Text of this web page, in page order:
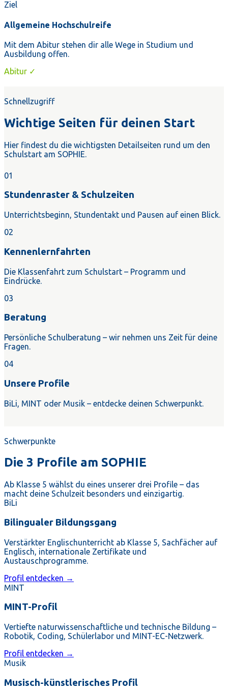
Ziel
Allgemeine Hochschulreife
Mit dem Abitur stehen dir alle Wege in Studium und
Ausbildung offen.
Abitur ✓
Schnellzugriff
Wichtige Seiten für deinen Start
Hier findest du die wichtigsten Detailseiten rund um den
Schulstart am SOPHIE.
01
Stundenraster & Schulzeiten
Unterrichtsbeginn, Stundentakt und Pausen auf einen Blick.
02
Kennenlernfahrten
Die Klassenfahrt zum Schulstart – Programm und
Eindrücke.
03
Beratung
Persönliche Schulberatung – wir nehmen uns Zeit für deine
Fragen.
04
Unsere Profile
BiLi, MINT oder Musik – entdecke deinen Schwerpunkt.
Schwerpunkte
Die 3 Profile am SOPHIE
Ab Klasse 5 wählst du eines unserer drei Profile – das
macht deine Schulzeit besonders und einzigartig.
BiLi
Bilingualer Bildungsgang
Verstärkter Englischunterricht ab Klasse 5, Sachfächer auf
Englisch, internationale Zertifikate und
Austauschprogramme.
Profil entdecken →
MINT
MINT-Profil
Vertiefte naturwissenschaftliche und technische Bildung –
Robotik, Coding, Schülerlabor und MINT-EC-Netzwerk.
Profil entdecken →
Musik
Musisch-künstlerisches Profil